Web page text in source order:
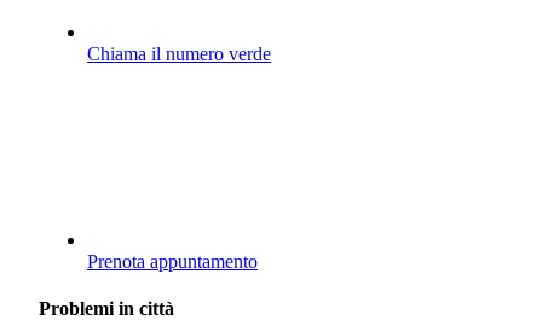
Chiama il numero verde
Prenota appuntamento
Problemi in città